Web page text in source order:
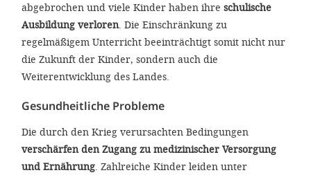
abgebrochen und viele Kinder haben ihre schulische
Ausbildung verloren. Die Einschränkung zu
regelmäßigem Unterricht beeinträchtigt somit nicht nur
die Zukunft der Kinder, sondern auch die
Weiterentwicklung des Landes.
Gesundheitliche Probleme
Die durch den Krieg verursachten Bedingungen
verschärfen den Zugang zu medizinischer Versorgung
und Ernährung. Zahlreiche Kinder leiden unter